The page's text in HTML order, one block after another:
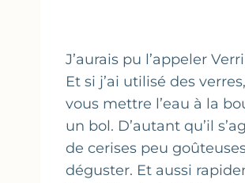
J’aurais pu l’appeler
Et si j’ai utilisé des
vous mettre l’eau à la
un bol. D’autant qu’il
de cerises peu
déguster. Et aussi